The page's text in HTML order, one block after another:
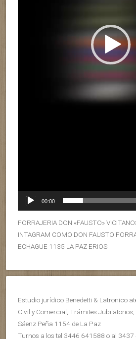
00:00
FORRAJERIA DON «FAUSTO»
INTAGRAM COMO DON FAUSTO
ECHAGUE 1135 LA PAZ ERIOS
Estudio jurídico Benedetti & Latronico
Civil y Comercial, Trámites
Sáenz Peña 1154 de La Paz
Turnos a los tel 3446 641588 o al